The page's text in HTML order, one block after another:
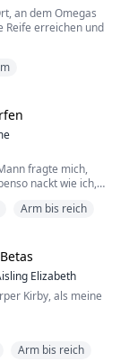
verbrannte.
an dem Omegas
Reife erreichen und
ich mit vierzehn
Rudel, das ich
Ich wachte in
fragte mich,
nackt wie ich,
beißen, Baby...''
ihn schließlich, als
Arm bis reich
Elizabeth
Kirby, als meine
ihrem 18.
Arm bis reich